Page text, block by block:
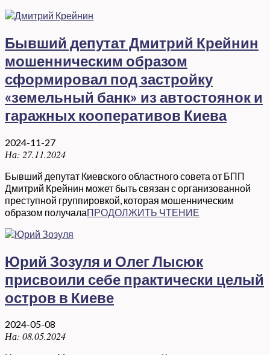
Бывший депутат Дмитрий Крейнин
мошенническим образом
сформировал под застройку
«земельный банк» из автостоянок и
гаражных кооперативов Киева
2024-11-27
На: 27.11.2024
Бывший депутат Киевского областного совета от БПП
Дмитрий Крейнин может быть связан с организованной
преступной группировкой, которая мошенническим
образом получалаПРОДОЛЖИТЬ ЧТЕНИЕ
Юрий Зозуля и Олег Лысюк
присвоили себе практически целый
остров в Киеве
2024-05-08
На: 08.05.2024